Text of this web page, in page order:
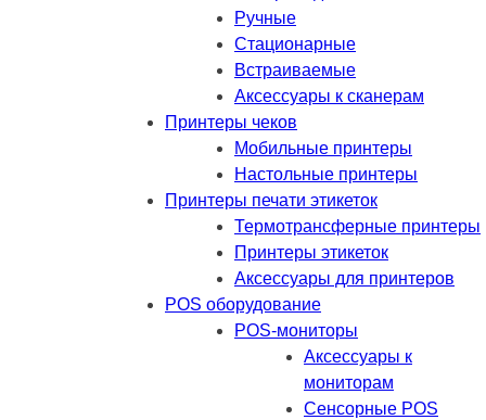
Ручные
Стационарные
Встраиваемые
Аксессуары к сканерам
Принтеры чеков
Мобильные принтеры
Настольные принтеры
Принтеры печати этикеток
Термотрансферные принтеры
Принтеры этикеток
Аксессуары для принтеров
POS оборудование
POS-мониторы
Аксессуары к
мониторам
Сенсорные POS